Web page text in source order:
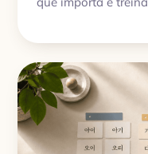
isso no dia a dia e